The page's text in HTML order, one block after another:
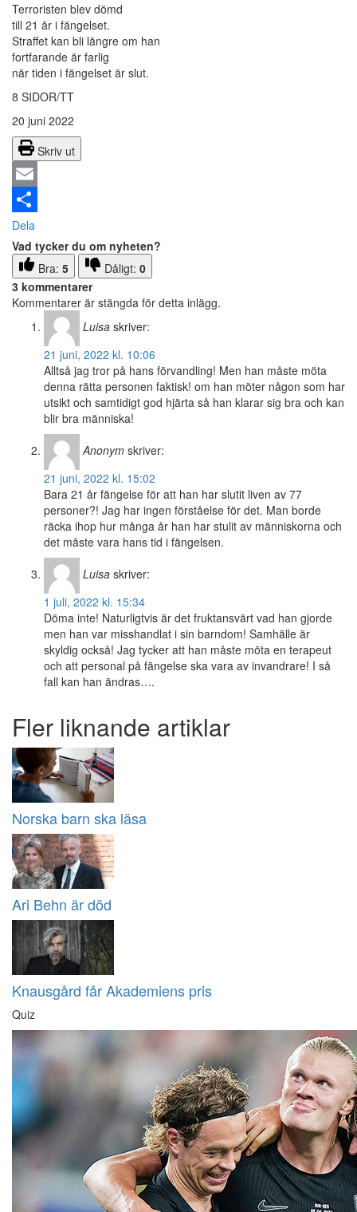
Terroristen blev dömd
till 21 år i fängelset.
Straffet kan bli längre om han
fortfarande är farlig
när tiden i fängelset är slut.
8 SIDOR/TT
20 juni 2022
Skriv ut
Email
Dela
Vad tycker du om nyheten?
Bra: 5 Dåligt: 0
3 kommentarer
Kommentarer är stängda för detta inlägg.
Luisa skriver:
21 juni, 2022 kl. 10:06
Alltså jag tror på hans förvandling! Men han måste möta
denna rätta personen faktisk! om han möter någon som har
utsikt och samtidigt god hjärta så han klarar sig bra och kan
blir bra människa!
Anonym skriver:
21 juni, 2022 kl. 15:02
Bara 21 år fängelse för att han har slutit liven av 77
personer?! Jag har ingen förståelse för det. Man borde
räcka ihop hur många år han har stulit av människorna och
det måste vara hans tid i fängelsen.
Luisa skriver:
1 juli, 2022 kl. 15:34
Döma inte! Naturligtvis är det fruktansvärt vad han gjorde
men han var misshandlat i sin barndom! Samhälle är
skyldig också! Jag tycker att han måste möta en terapeut
och att personal på fängelse ska vara av invandrare! I så
fall kan han ändras….
Fler liknande artiklar
Norska barn ska läsa
Ari Behn är död
Knausgård får Akademiens pris
Quiz